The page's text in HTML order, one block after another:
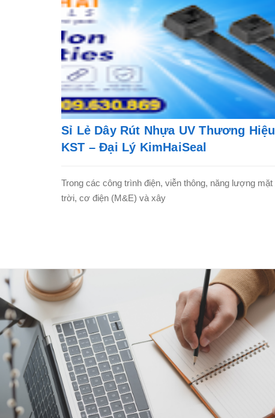
Sỉ Lẻ Dây Rút Nhựa UV Thương Hiệu
KST – Đại Lý KimHaiSeal
Trong các công trình điện, viễn thông, năng lượng mặt
trời, cơ điện (M&E) và xây